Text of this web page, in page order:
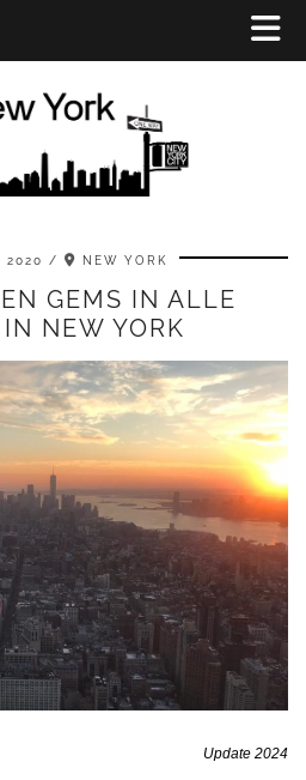
2020 NEW YORK
GEMS IN ALLE
NEW YORK
Update 2024